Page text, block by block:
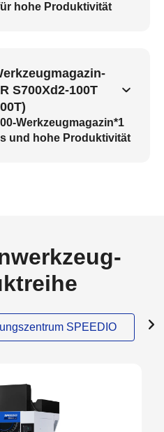
hohe Produktivität
S700Xd2-100T
Werkzeugmagazin*1
und hohe Produktivität
SPEEDIO